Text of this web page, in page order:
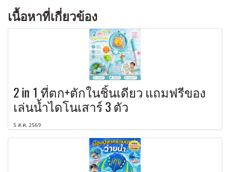
เนื้อหาที่เกี่ยวข้อง
2 in 1 ที่ตก+ตักในชิ้นเดียว แถมฟรีของ
เล่นน้ำไดโนเสาร์ 3 ตัว
5 ส.ค. 2569